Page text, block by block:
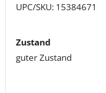
UPC/SKU: 15384671
Zustand
guter Zustand